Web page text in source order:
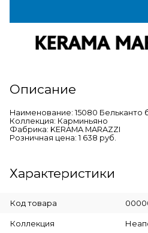
Описание
Наименование: 15080 Бельканто
Коллекция: Карминьяно
Фабрика: KERAMA MARAZZI
Розничная цена: 1 638 руб.
Характеристики
Код товара
Коллекция